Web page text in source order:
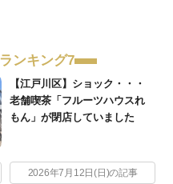
ランキング7
【江戸川区】ショック・・・
老舗喫茶「フルーツハウスれ
もん」が閉店していました
2026年7月12日(日)の記事